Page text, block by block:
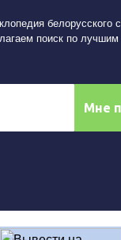
белорусского
поиск по лучшим